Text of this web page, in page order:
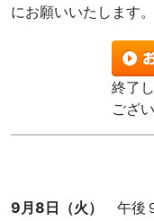
にお願いいたします。
終了
ござ
9月8日（火） 午後